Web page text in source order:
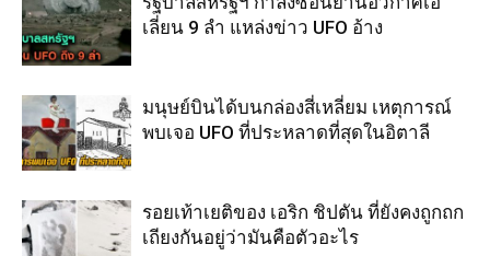
เลี่ยน 9 ลำ แหล่งข่าว UFO อ้าง
มนุษย์บินได้บนกล่องสี่เหลี่ยม เหตุการณ์
พบเจอ UFO ที่ประหลาดที่สุดในอิตาลี
รอยเท้าเยติของ เอริก ชิปตัน ที่ยังคงถูกถก
เถียงกันอยู่ว่ามันคือตัวอะไร